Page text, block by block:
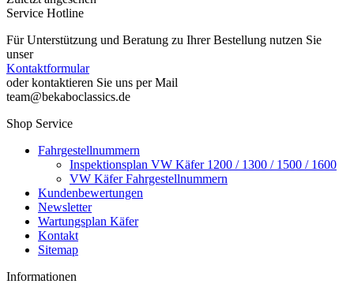
Service Hotline
Für Unterstützung und Beratung zu Ihrer Bestellung nutzen Sie
unser
Kontaktformular
oder kontaktieren Sie uns per Mail
team@bekaboclassics.de
Shop Service
Fahrgestellnummern
Inspektionsplan VW Käfer 1200 / 1300 / 1500 / 1600
VW Käfer Fahrgestellnummern
Kundenbewertungen
Newsletter
Wartungsplan Käfer
Kontakt
Sitemap
Informationen